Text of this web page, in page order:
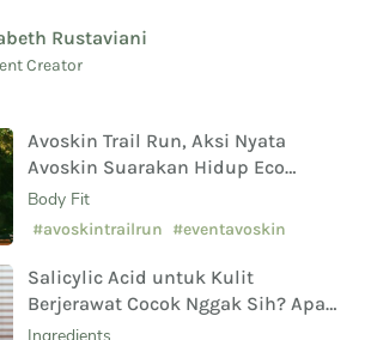
Rustaviani
Creator
Avoskin Trail Run, Aksi Nyata
Avoskin Suarakan Hidup Eco
Conscious
Body Fit
#avoskintrailrun #eventavoskin
Salicylic Acid untuk Kulit
Berjerawat Cocok Nggak Sih? Apa
Saja Manfaat Hingga Efek